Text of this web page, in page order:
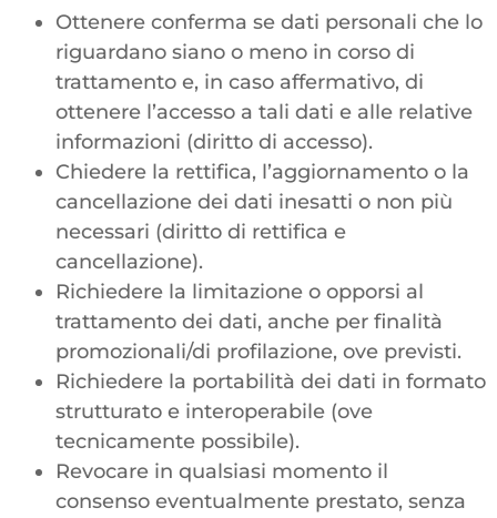
Ottenere conferma se dati personali che lo
riguardano siano o meno in corso di
trattamento e, in caso affermativo, di
ottenere l’accesso a tali dati e alle relative
informazioni (diritto di accesso).
Chiedere la rettifica, l’aggiornamento o la
cancellazione dei dati inesatti o non più
necessari (diritto di rettifica e
cancellazione).
Richiedere la limitazione o opporsi al
trattamento dei dati, anche per finalità
promozionali/di profilazione, ove previsti.
Richiedere la portabilità dei dati in formato
strutturato e interoperabile (ove
tecnicamente possibile).
Revocare in qualsiasi momento il
consenso eventualmente prestato, senza